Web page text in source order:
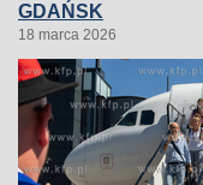
GDAŃSK
18 marca 2026